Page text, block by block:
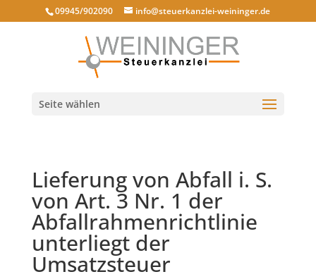
09945/902090 info@steuerkanzlei-weininger.de
Seite wählen
Lieferung von Abfall i. S.
von Art. 3 Nr. 1 der
Abfallrahmenrichtlinie
unterliegt der
Umsatzsteuer